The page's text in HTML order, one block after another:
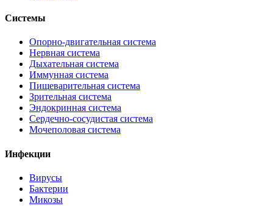
Системы
Опорно-двигательная система
Нервная система
Дыхательная система
Иммунная система
Пищеварительная система
Зрительная система
Эндокринная система
Сердечно-сосудистая система
Мочеполовая система
Инфекции
Вирусы
Бактерии
Микозы